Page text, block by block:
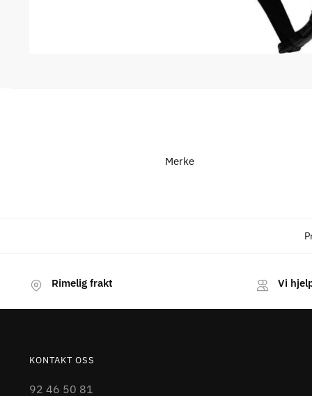
Merke
Rimelig frakt Vi
KONTAKT OSS
92 46 50 81